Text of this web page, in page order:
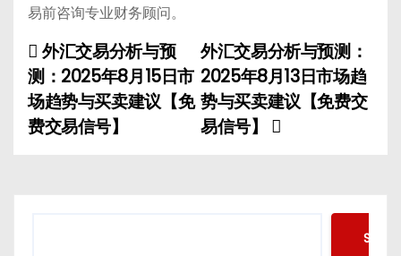
易前咨询专业财务顾问。
P
o
s
外汇交易分析与预测：
2025年8月13日市场趋
势与买卖建议【免费交
易信号】
外汇交易分析与预
测：2025年8月15日市
场趋势与买卖建议【免
费交易信号】